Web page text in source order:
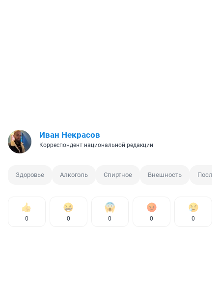
Иван Некрасов
Корреспондент национальной редакции
Здоровье Алкоголь Спиртное Внешность
0 0 0 0 0